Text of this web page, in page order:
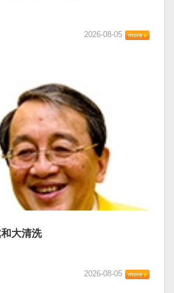
2026-08-05
大清洗
2026-08-05